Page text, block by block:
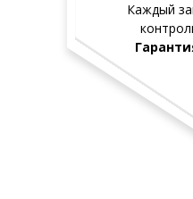
Каждый